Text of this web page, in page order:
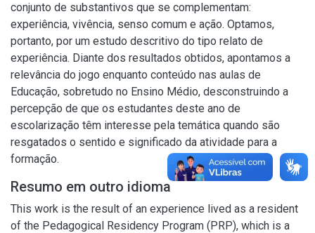
conjunto de substantivos que se complementam:
experiência, vivência, senso comum e ação. Optamos,
portanto, por um estudo descritivo do tipo relato de
experiência. Diante dos resultados obtidos, apontamos a
relevância do jogo enquanto conteúdo nas aulas de
Educação, sobretudo no Ensino Médio, desconstruindo a
percepção de que os estudantes deste ano de
escolarização têm interesse pela temática quando são
resgatados o sentido e significado da atividade para a
formação.
Resumo em outro idioma
This work is the result of an experience lived as a resident
of the Pedagogical Residency Program (PRP), which is a